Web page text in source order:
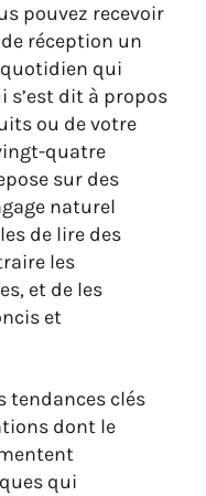
pouvez recevoir
réception un
qui
s’est dit à propos
ou de votre
quatre
sur des
naturel
de lire des
les
et de les
et
tendances clés
dont le
qui